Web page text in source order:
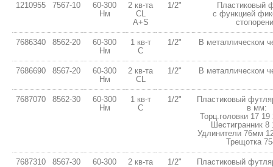
1210955 7567-10
60-300
Нм
2 кв-тa
СL
A+S
1/2"
Пластиковый
с функцией
7686340 8562-20
60-300
Нм
1 кв-т
С
1/2" В металлическом
7686690 8567-20
60-300
Нм
2 кв-тa
СL
1/2" В металлическом
7687070 8562-30
60-300
Нм
1 кв-т
С
1/2"
Пластиковый
в мм:
Торц.головки 17 19
Шестигранник 8
Удлинители 76мм
Трещотка
7687310 8567-30
60-300
2 кв-тa
1/2"
Пластиковый